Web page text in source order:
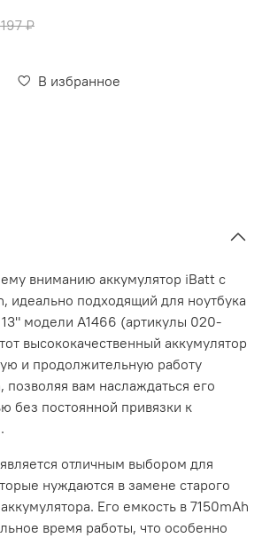
В избранное
₽
вниманию аккумулятор iBatt с
идеально подходящий для ноутбука
модели A1466 (артикулы 020-
высококачественный аккумулятор
и продолжительную работу
позволяя вам наслаждаться его
без постоянной привязки к
отличным выбором для
нуждаются в замене старого
Его емкость в 7150mAh
время работы, что особенно